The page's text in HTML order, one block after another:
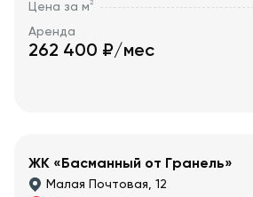
Цена за м2
Аренда
262 400 ₽/мес
ЖК «Басманный от Гранель»
Малая Почтовая, 12